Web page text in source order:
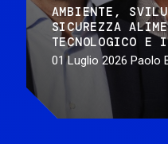
AMBIENTE
SICUREZZA
TECNOLOGICO E
01 Luglio 2026 Paolo